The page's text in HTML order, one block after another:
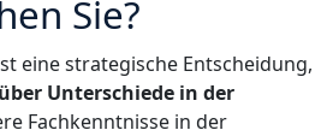
Sie?
eine strategische Entscheidung,
Unterschiede in der
Fachkenntnisse in der